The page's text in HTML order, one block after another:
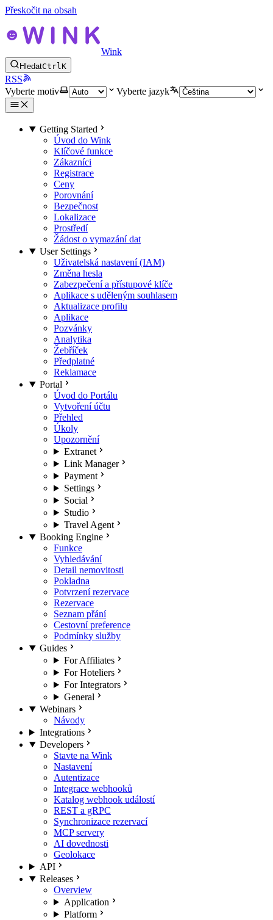
Přeskočit na obsah
Wink
HledatCtrlK
RSS
Vyberte motiv
Vyberte jazyk
Getting Started
Úvod do Wink
Klíčové funkce
Zákazníci
Registrace
Ceny
Porovnání
Bezpečnost
Lokalizace
Prostředí
Žádost o vymazání dat
User Settings
Uživatelská nastavení (IAM)
Změna hesla
Zabezpečení a přístupové klíče
Aplikace s uděleným souhlasem
Aktualizace profilu
Aplikace
Pozvánky
Analytika
Žebříček
Předplatné
Reklamace
Portal
Úvod do Portálu
Vytvoření účtu
Přehled
Úkoly
Upozornění
Extranet
Link Manager
Payment
Settings
Social
Studio
Travel Agent
Booking Engine
Funkce
Vyhledávání
Detail nemovitosti
Pokladna
Potvrzení rezervace
Rezervace
Seznam přání
Cestovní preference
Podmínky služby
Guides
For Affiliates
For Hoteliers
For Integrators
General
Webinars
Návody
Integrations
Developers
Stavte na Wink
Nastavení
Autentizace
Integrace webhooků
Katalog webhook událostí
REST a gRPC
Synchronizace rezervací
MCP servery
AI dovednosti
Geolokace
API
Releases
Overview
Application
Platform